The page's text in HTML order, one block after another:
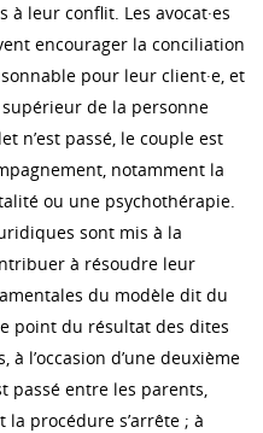
à leur conflit. Les avocat·es
encourager la conciliation
pour leur client·e, et
supérieur de la personne
n’est passé, le couple est
notamment la
ou une psychothérapie.
sont mis à la
à résoudre leur
du modèle dit du
point du résultat des dites
l’occasion d’une deuxième
passé entre les parents,
procédure s’arrête ; à